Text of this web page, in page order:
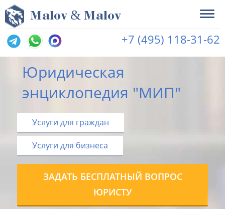
Malov & Malov
+7 (495) 118-31-62
Юридическая
энциклопедия "МИП"
Услуги для граждан
Услуги для бизнеса
ЗАДАТЬ БЕСПЛАТНЫЙ ВОПРОС
ЮРИСТУ